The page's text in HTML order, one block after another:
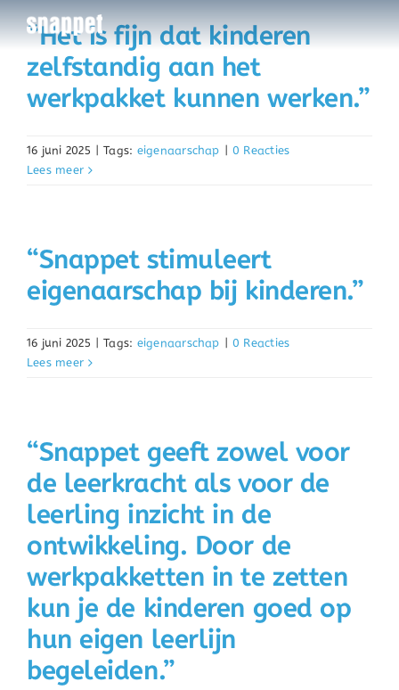
Ga
naar
inhoud
“Het is fijn dat kinderen
zelfstandig aan het
werkpakket kunnen werken.”
16 juni 2025 | Tags: eigenaarschap | 0 Reacties
Lees meer
“Snappet stimuleert
eigenaarschap bij kinderen.”
16 juni 2025 | Tags: eigenaarschap | 0 Reacties
Lees meer
“Snappet geeft zowel voor
de leerkracht als voor de
leerling inzicht in de
ontwikkeling. Door de
werkpakketten in te zetten
kun je de kinderen goed op
hun eigen leerlijn
begeleiden.”